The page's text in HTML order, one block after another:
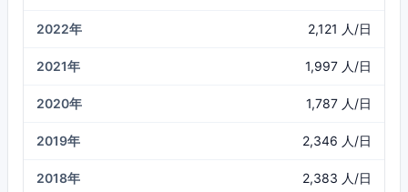
2022年 2,121 人/日
2021年 1,997 人/日
2020年 1,787 人/日
2019年 2,346 人/日
2018年 2,383 人/日